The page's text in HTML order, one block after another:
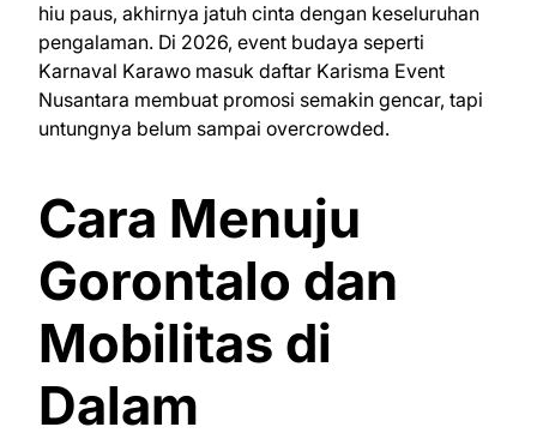
hiu paus, akhirnya jatuh cinta dengan keseluruhan
pengalaman. Di 2026, event budaya seperti
Karnaval Karawo masuk daftar Karisma Event
Nusantara membuat promosi semakin gencar, tapi
untungnya belum sampai overcrowded.
Cara Menuju
Gorontalo dan
Mobilitas di
Dalam